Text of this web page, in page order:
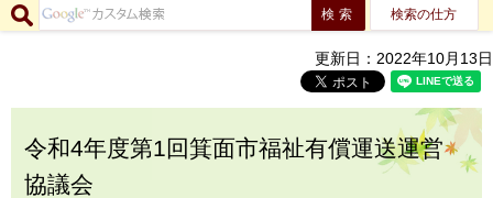
検索の仕方
更新日：2022年10月13日
令和4年度第1回箕面市福祉有償運送運営
協議会